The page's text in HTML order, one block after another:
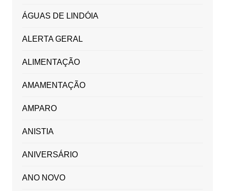
ÁGUAS DE LINDÓIA
ALERTA GERAL
ALIMENTAÇÃO
AMAMENTAÇÃO
AMPARO
ANISTIA
ANIVERSÁRIO
ANO NOVO